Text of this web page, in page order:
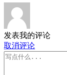
发表我的评论
取消评论